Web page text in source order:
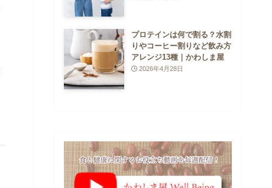
プロテインは何で割る？水割
りやコーヒー割りなど飲み方
アレンジ13種｜かわしま屋
2026年4月28日